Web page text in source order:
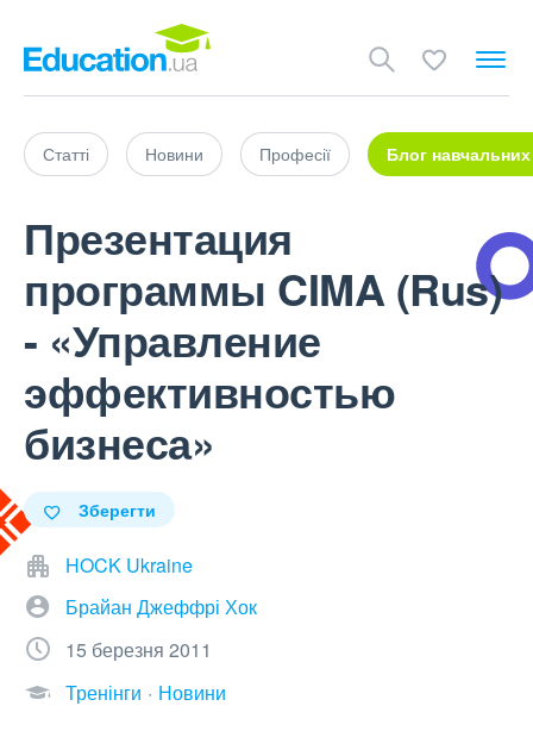
Статті Новини Професії Блог навчальних
Презентация
программы CIMA (Rus)
- «Управление
эффективностью
бизнеса»
Зберегти
HOCK Ukraine
Брайан Джеффрі Хок
15 березня 2011
Тренінги
Новини